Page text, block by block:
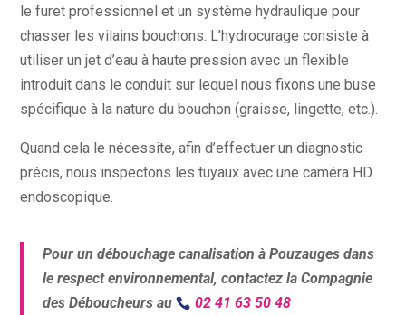
le furet professionnel et un système hydraulique pour
chasser les vilains bouchons. L’hydrocurage consiste à
utiliser un jet d’eau à haute pression avec un flexible
introduit dans le conduit sur lequel nous fixons une buse
spécifique à la nature du bouchon (graisse, lingette, etc.).
Quand cela le nécessite, afin d’effectuer un diagnostic
précis, nous inspectons les tuyaux avec une caméra HD
endoscopique.
Pour un débouchage canalisation à Pouzauges dans
le respect environnemental, contactez la Compagnie
des Déboucheurs au
02 41 63 50 48